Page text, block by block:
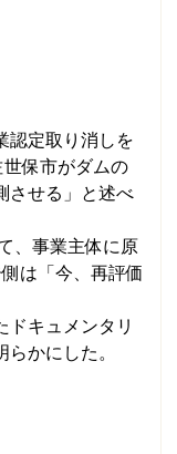
定取り消しを
保市がダムの
させる」と述べ
、事業主体に原
は「今、再評価
キュメンタリ
かにした。